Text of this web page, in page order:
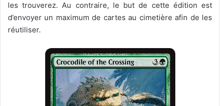
les trouverez. Au contraire, le but de cette édition est
d’envoyer un maximum de cartes au cimetière afin de les
réutiliser.